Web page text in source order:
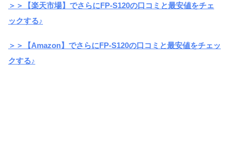
＞＞【楽天市場】でさらにFP-S120の口コミと最安値をチェ
ックする♪
＞＞【Amazon】でさらにFP-S120の口コミと最安値をチェッ
クする♪